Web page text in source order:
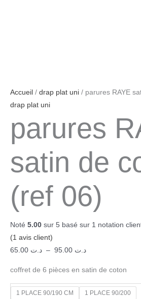
Accueil / drap plat uni / parures RAYE
drap plat uni
parures
satin de
(ref 06)
Noté 5.00 sur 5 basé sur 1 notation
(1 avis client)
د.ت – د.ت
coffret de 6 pièces en satin de coton
1 PLACE 90/190 CM
1 PLACE 90/200